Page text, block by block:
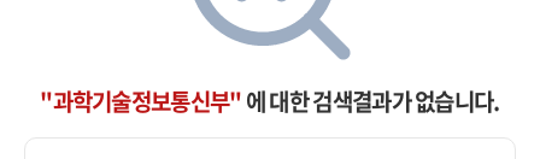
"과학기술정보통신부"에 대한 검색결과가 없습니다.